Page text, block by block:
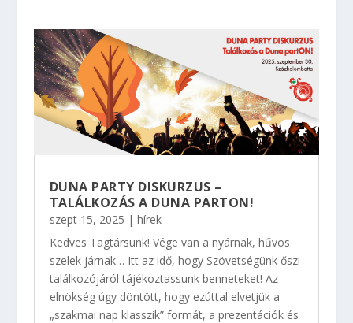
DUNA PARTY DISKURZUS –
TALÁLKOZÁS A DUNA PARTON!
szept 15, 2025 | hírek
Kedves Tagtársunk! Vége van a nyárnak, hűvös
szelek járnak… Itt az idő, hogy Szövetségünk őszi
találkozójáról tájékoztassunk benneteket! Az
elnökség úgy döntött, hogy ezúttal elvetjük a
„szakmai nap klasszik” formát, a prezentációk és